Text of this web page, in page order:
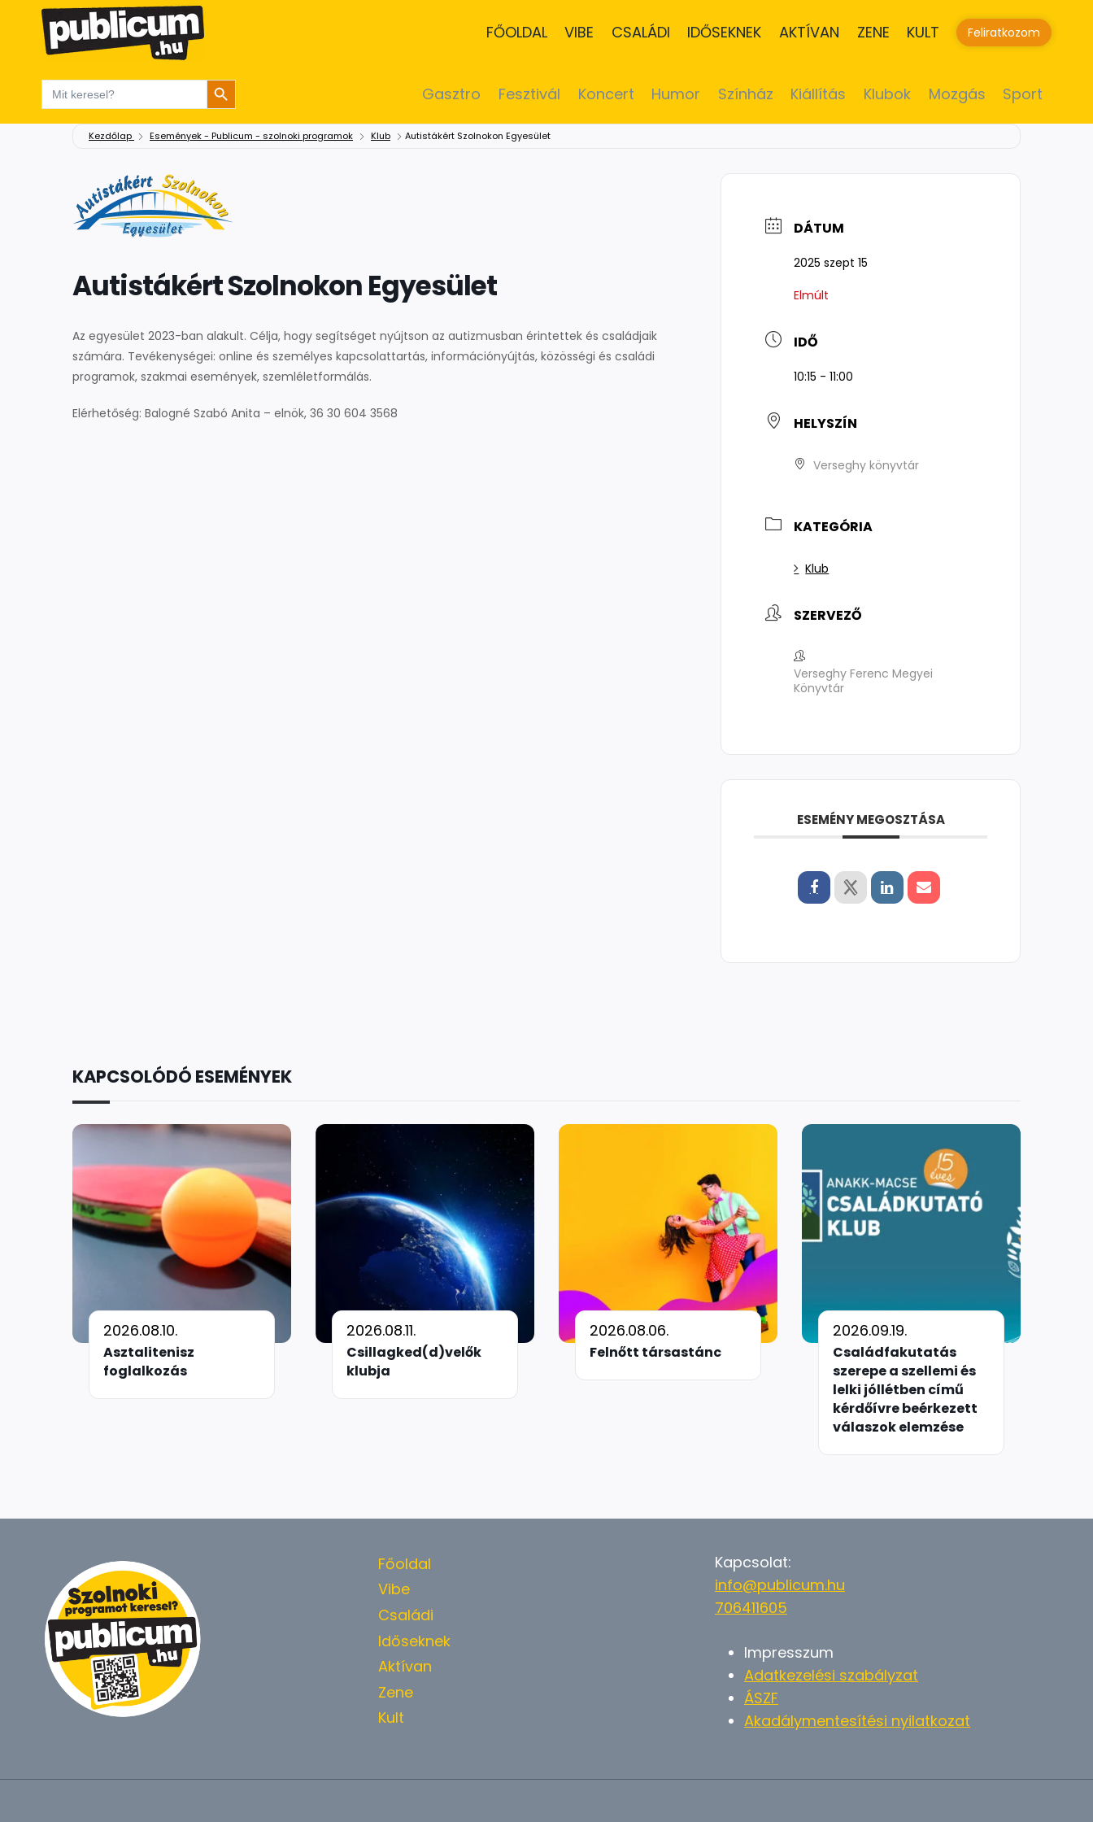
FŐOLDAL VIBE CSALÁDI IDŐSEKNEK AKTÍVAN ZENE KULT Feliratkozom
Search
for:
Search Button
Gasztro Fesztivál Koncert Humor Színház Kiállítás Klubok Mozgás Sport
Kezdőlap Események - Publicum - szolnoki programok Klub Autistákért Szolnokon Egyesület
Autistákért Szolnokon Egyesület
Az egyesület 2023-ban alakult. Célja, hogy segítséget nyújtson az autizmusban érintettek és családjaik
számára. Tevékenységei: online és személyes kapcsolattartás, információnyújtás, közösségi és családi
programok, szakmai események, szemléletformálás.
Elérhetőség: Balogné Szabó Anita – elnök, 36 30 604 3568
DÁTUM
2025 szept 15
Elmúlt
IDŐ
10:15 - 11:00
HELYSZÍN
Verseghy könyvtár
KATEGÓRIA
Klub
SZERVEZŐ
Verseghy Ferenc Megyei
Könyvtár
ESEMÉNY MEGOSZTÁSA
KAPCSOLÓDÓ ESEMÉNYEK
2026.08.10.
Asztalitenisz
foglalkozás
2026.08.11.
Csillagked(d)velők
klubja
2026.08.06.
Felnőtt társastánc
2026.09.19.
Családfakutatás
szerepe a szellemi és
lelki jóllétben című
kérdőívre beérkezett
válaszok elemzése
Főoldal
Vibe
Családi
Időseknek
Aktívan
Zene
Kult
Kapcsolat:
info@publicum.hu
706411605
Impresszum
Adatkezelési szabályzat
ÁSZF
Akadálymentesítési nyilatkozat